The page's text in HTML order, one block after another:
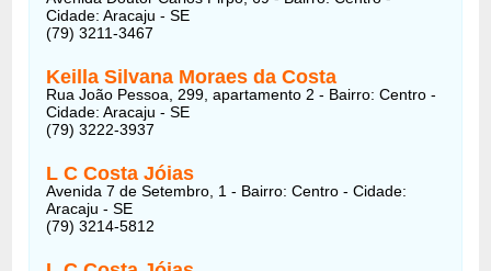
Cidade: Aracaju - SE
(79) 3211-3467
Keilla Silvana Moraes da Costa
Rua João Pessoa, 299, apartamento 2 - Bairro: Centro -
Cidade: Aracaju - SE
(79) 3222-3937
L C Costa Jóias
Avenida 7 de Setembro, 1 - Bairro: Centro - Cidade:
Aracaju - SE
(79) 3214-5812